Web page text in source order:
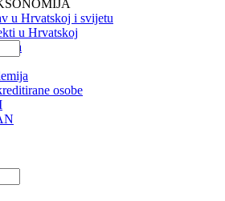
u Hrvatskoj i svijetu
u Hrvatskoj
osobe